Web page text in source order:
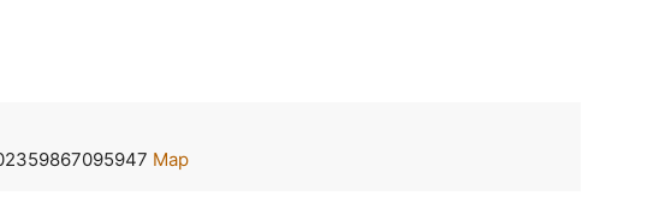
Map